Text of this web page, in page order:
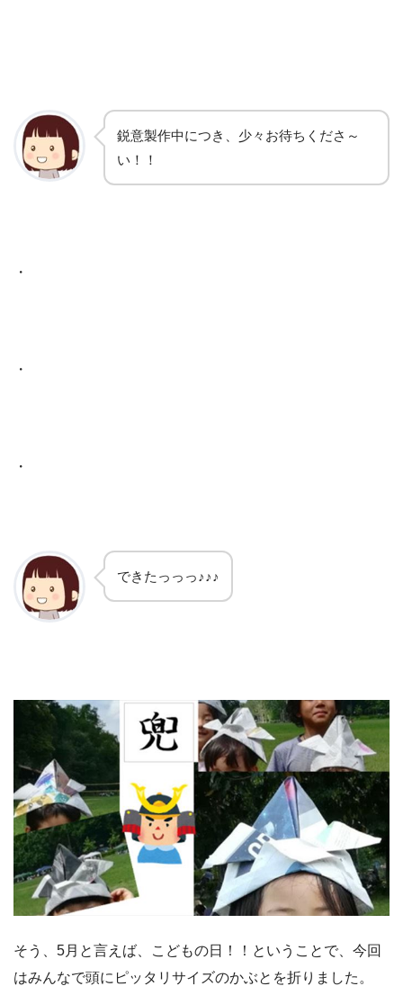
鋭意製作中につき、少々お待ちくださ～
い！！
・
・
・
できたっっっ♪♪♪
そう、5月と言えば、こどもの日！！ということで、今回
はみんなで頭にピッタリサイズのかぶとを折りました。